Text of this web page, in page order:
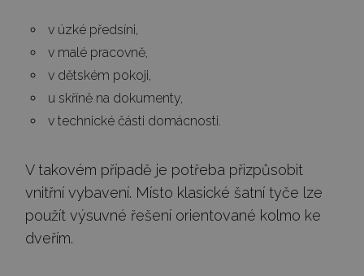
v úzké předsíni,
v malé pracovně,
v dětském pokoji,
u skříně na dokumenty,
v technické části domácnosti.
V takovém případě je potřeba přizpůsobit
vnitřní vybavení. Místo klasické šatní tyče lze
použít výsuvné řešení orientované kolmo ke
dveřím.